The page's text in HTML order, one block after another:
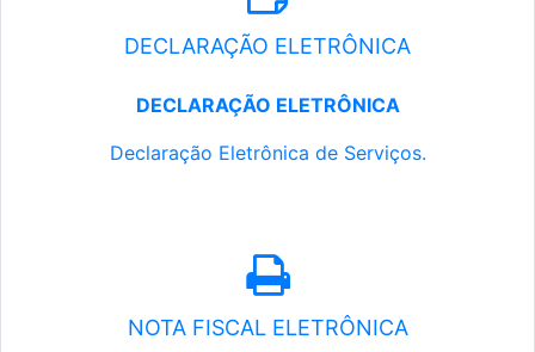
DECLARAÇÃO ELETRÔNICA
DECLARAÇÃO ELETRÔNICA
Declaração Eletrônica de Serviços.
NOTA FISCAL ELETRÔNICA